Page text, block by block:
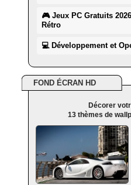
🎮 Jeux PC Gratuits
Rétro
💻 Développement et
FOND ÉCRAN HD
Décorer
13 thèmes de